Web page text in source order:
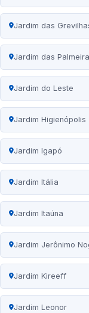
Jardim das
Jardim das
Jardim do Leste
Jardim Higienópolis
Jardim Igapó
Jardim Itália
Jardim Itaúna
Jardim Jerônimo
Jardim Kireeff
Jardim Leonor